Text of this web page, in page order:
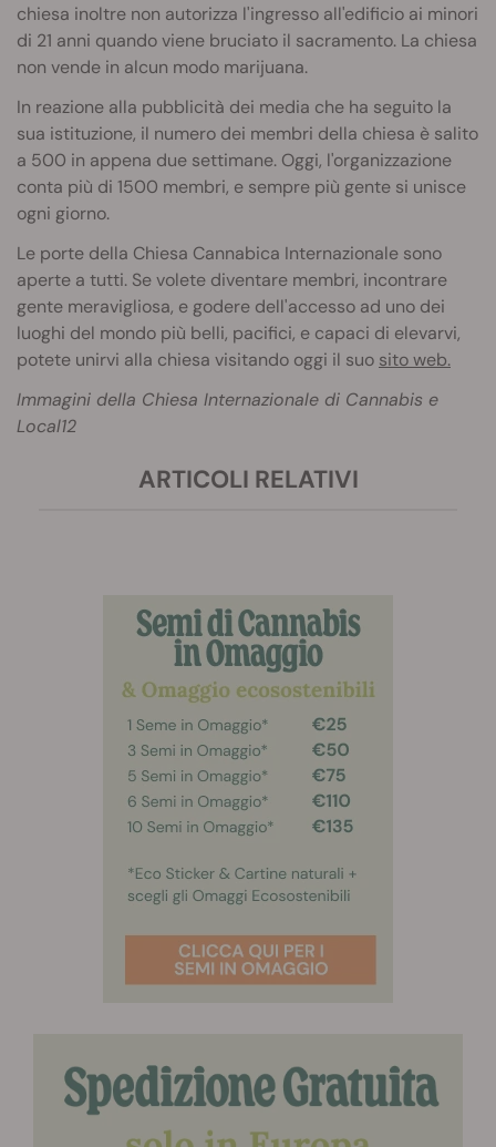
chiesa inoltre non autorizza l'ingresso all'edificio ai minori
di 21 anni quando viene bruciato il sacramento. La chiesa
non vende in alcun modo marijuana.
In reazione alla pubblicità dei media che ha seguito la
sua istituzione, il numero dei membri della chiesa è salito
a 500 in appena due settimane. Oggi, l'organizzazione
conta più di 1500 membri, e sempre più gente si unisce
ogni giorno.
Le porte della Chiesa Cannabica Internazionale sono
aperte a tutti. Se volete diventare membri, incontrare
gente meravigliosa, e godere dell'accesso ad uno dei
luoghi del mondo più belli, pacifici, e capaci di elevarvi,
potete unirvi alla chiesa visitando oggi il suo sito web.
Immagini della Chiesa Internazionale di Cannabis e
Local12
ARTICOLI RELATIVI